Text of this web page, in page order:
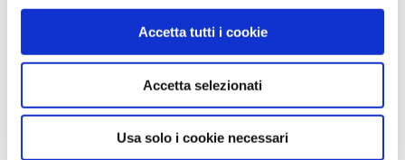
Accetta tutti i cookie
Accetta selezionati
Usa solo i cookie necessari
amazzonicaal rischio di uninaridimento
capace di trasformarla in una vera e propria
savana.
Questa condizione riduce ogni giorno di più